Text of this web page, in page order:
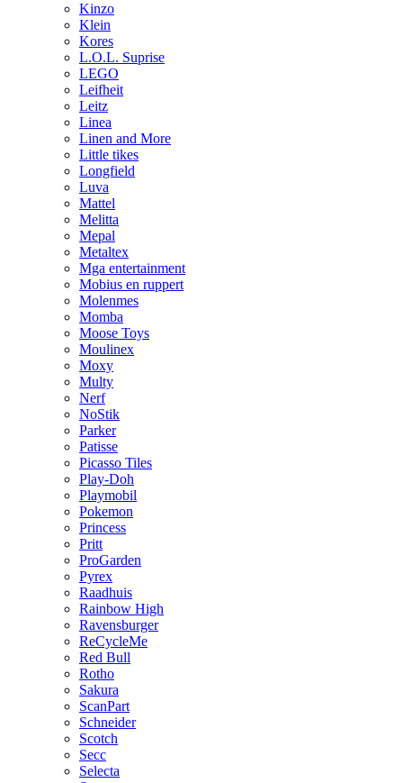
Kinzo
Klein
Kores
L.O.L. Suprise
LEGO
Leifheit
Leitz
Linea
Linen and More
Little tikes
Longfield
Luva
Mattel
Melitta
Mepal
Metaltex
Mga entertainment
Mobius en ruppert
Molenmes
Momba
Moose Toys
Moulinex
Moxy
Multy
Nerf
NoStik
Parker
Patisse
Picasso Tiles
Play-Doh
Playmobil
Pokemon
Princess
Pritt
ProGarden
Pyrex
Raadhuis
Rainbow High
Ravensburger
ReCycleMe
Red Bull
Rotho
Sakura
ScanPart
Schneider
Scotch
Secc
Selecta